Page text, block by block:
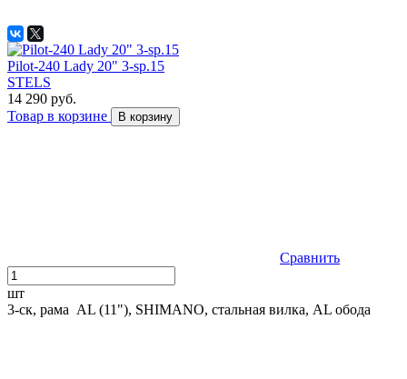
Pilot-240 Lady 20" 3-sp.15
STELS
14 290 руб.
Товар в корзине
В корзину
Сравнить
шт
3-ск, рама AL (11"), SHIMANO, стальная вилка, AL обода